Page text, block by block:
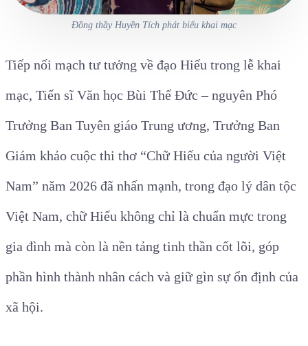
Đồng thầy Huyền Tích phát biểu khai mạc
Tiếp nối mạch tư tưởng về đạo Hiếu trong lễ khai
mạc, Tiến sĩ Văn học Bùi Thế Đức – nguyên Phó
Trưởng Ban Tuyên giáo Trung ương, Trưởng Ban
Giám khảo cuộc thi thơ “Chữ Hiếu của người Việt
Nam” năm 2026 đã nhấn mạnh, trong đạo lý dân tộc
Việt Nam, chữ Hiếu không chỉ là chuẩn mực trong
gia đình mà còn là nền tảng tinh thần cốt lõi, góp
phần hình thành nhân cách và giữ gìn sự ổn định của
xã hội.